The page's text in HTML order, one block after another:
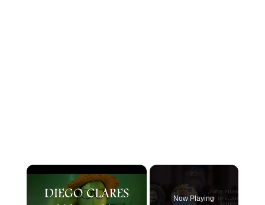
×
Now Playing